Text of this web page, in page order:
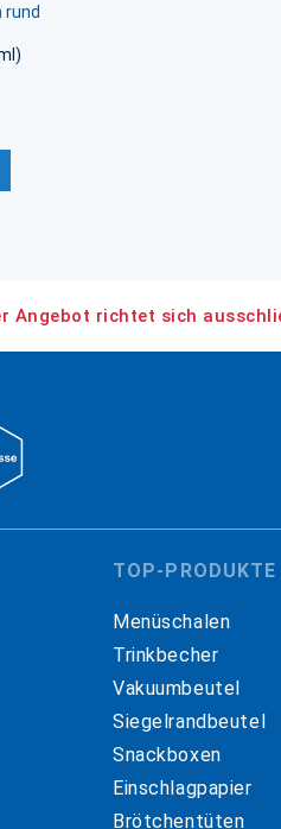
rund
Angebot richtet sich
TOP-PRODUKTE
Menüschalen
Trinkbecher
Vakuumbeutel
Siegelrandbeutel
Snackboxen
Einschlagpapier
Brötchentüten